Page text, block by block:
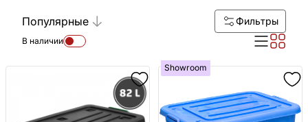
Популярные Фильтры
В наличии
Showroom